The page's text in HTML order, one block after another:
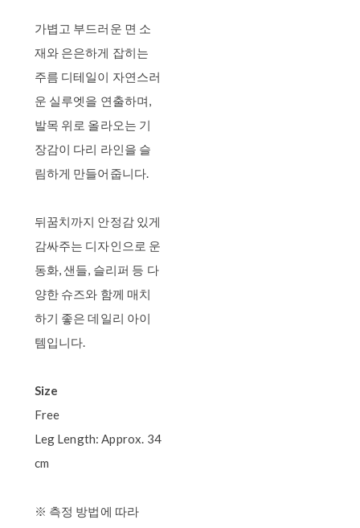
가볍고 부드러운 면 소
재와 은은하게 잡히는
주름 디테일이 자연스러
운 실루엣을 연출하며,
발목 위로 올라오는 기
장감이 다리 라인을 슬
림하게 만들어줍니다.
뒤꿈치까지 안정감 있게
감싸주는 디자인으로 운
동화, 샌들, 슬리퍼 등 다
양한 슈즈와 함께 매치
하기 좋은 데일리 아이
템입니다.
Size
Free
Leg Length: Approx. 34
cm
※ 측정 방법에 따라